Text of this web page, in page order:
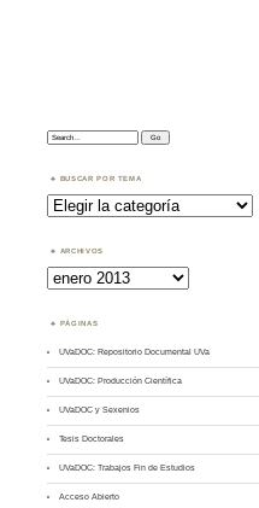
Search:
BUSCAR POR TEMA
Buscar
por
Tema
ARCHIVOS
Archivos
PÁGINAS
UVaDOC: Repositorio Documental UVa
UVaDOC: Producción Científica
UVaDOC y Sexenios
Tesis Doctorales
UVaDOC: Trabajos Fin de Estudios
Acceso Abierto